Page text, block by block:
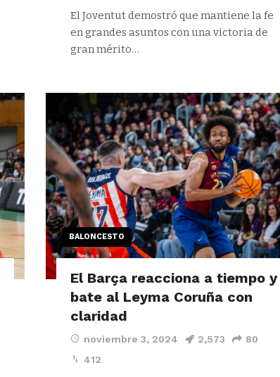
El Joventut demostró que mantiene la fe
en grandes asuntos con una victoria de
gran mérito…
BALONCESTO
El Barça reacciona a tiempo y
bate al Leyma Coruña con
claridad
noviembre 3, 2024 2,573
80
412